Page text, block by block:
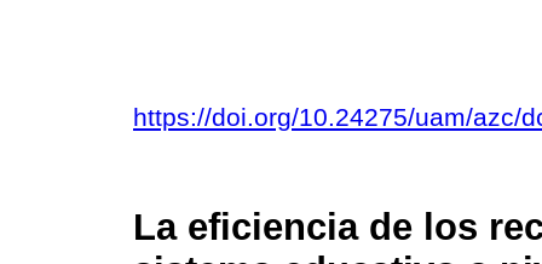
https://doi.org/10.24275/uam/azc/
La eficiencia de los